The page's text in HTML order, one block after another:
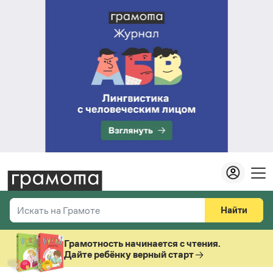
Искать на Грамоте
Справочная служба
Найти
Везде